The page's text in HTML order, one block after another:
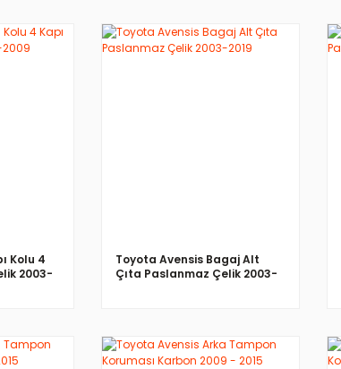
Kolu 4
2003-
Toyota Avensis Bagaj Alt
Çıta Paslanmaz Çelik 2003-